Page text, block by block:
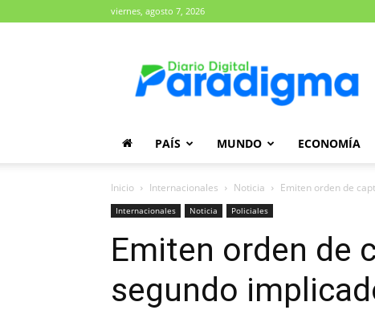
viernes, agosto 7, 2026
Paradigma
PAÍS MUNDO ECONOMÍA
Inicio Internacionales Noticia Emiten orden de
Internacionales Noticia Policiales
Emiten orden de
segundo